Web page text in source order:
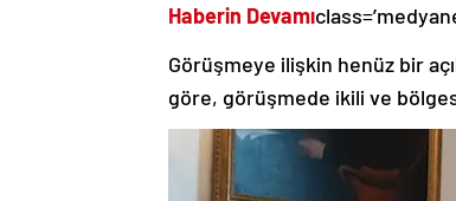
göre, görüşmede ikili ve